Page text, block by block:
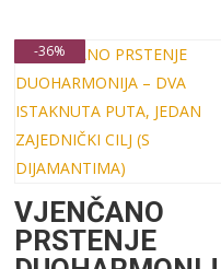
2.399,00 €.
-36%
VJENČANO
PRSTENJE